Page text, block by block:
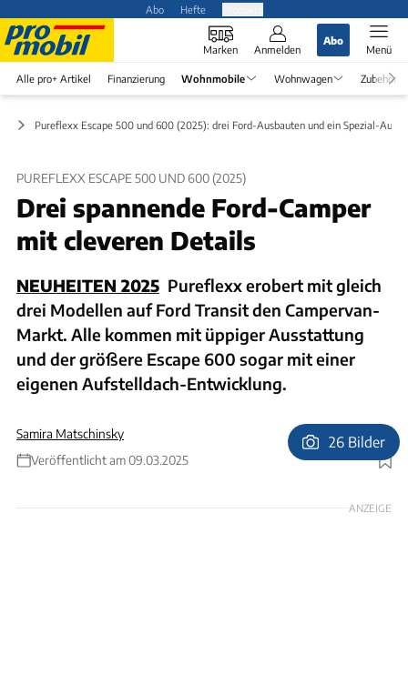
Abo Hefte
Marken Anmelden
Abo
Menü
Alle pro+ Artikel Finanzierung Wohnmobile Wohnwagen Zubehör
Pureflexx Escape 500 und 600 (2025): drei Ford-Ausbauten und ein Spezial-
PUREFLEXX ESCAPE 500 UND 600 (2025)
Drei spannende Ford-Camper
mit cleveren Details
NEUHEITEN 2025 Pureflexx erobert mit gleich
drei Modellen auf Ford Transit den Campervan-
Markt. Alle kommen mit üppiger Ausstattung
und der größere Escape 600 sogar mit einer
eigenen Aufstelldach-Entwicklung.
Samira Matschinsky
Veröffentlicht am 09.03.2025
Foto: Alexander Behle
26 Bilder
ANZEIGE